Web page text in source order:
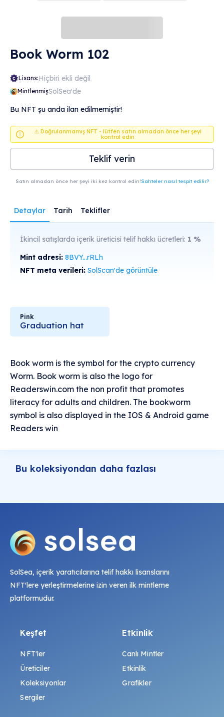
Book Worm 102
Lisans:Hiçbiri ekli değil
MintlenmişSolSea'de
Bu NFT şu anda ilan edilmemiştir!
⚠️ Doğrulanmamış NFT - lütfen satın almadan önce her şeyi
kontrol edin
Teklif verin
Satın almadan önce her şeyi iki kez kontrol edin!Sahteler nasıl tespit edilir?
Detaylar Tarih Teklifler
İkincil satışlarda içerik üreticisi telif hakkı ücretleri: 1 %
Mint adresi: 8BVY...rRLh
NFT meta verileri: SolScan'de görüntüle
Pink
Graduation hat
Book worm is the symbol for the crypto currency
Worm. Book worm is also the logo for
Readerswin.com the non profit that promotes
literacy for adults and children. The bookworm
symbol is also displayed in the IOS & Android game
Readers win
Bu koleksiyondan daha fazlası
SolSea, içerik yaratıcılarına telif hakkı lisanslarını
NFT'lere yerleştirmelerine izin veren ilk mintleme
platformudur.
Keşfet
NFT'ler
Üreticiler
Koleksiyonlar
Sergiler
Etkinlik
Canlı Mintler
Etkinlik
Grafikler